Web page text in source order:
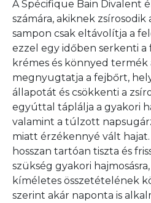
A Spécifique Bain Divalent
számára, akiknek zsírosodik
sampon csak eltávolítja a
ezzel egy időben serkenti
krémes és könnyed termék
megnyugtatja a fejbőrt,
állapotát és csökkenti a
egyúttal táplálja a gyakori
valamint a túlzott
miatt érzékennyé vált
hosszan tartóan tiszta és
szükség gyakori
kíméletes összetételének
szerint akár naponta is